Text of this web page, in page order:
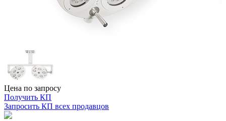
Цена по запросу
Получить КП
Запросить КП всех продавцов